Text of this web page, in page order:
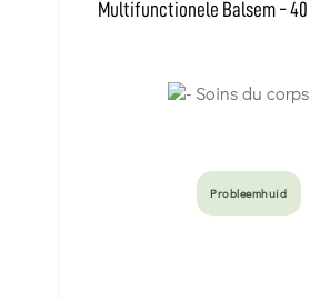
Multifunctionele Balsem - 40
Probleemhuid